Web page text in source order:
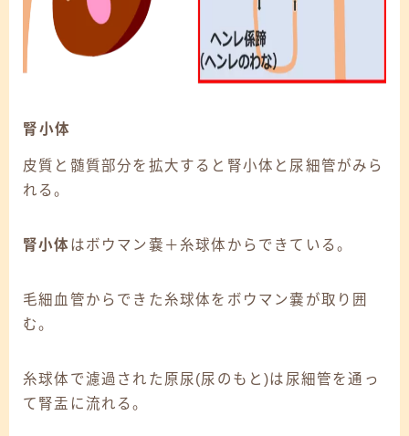
腎小体
皮質と髄質部分を拡大すると腎小体と尿細管がみら
れる。
腎小体 はボウマン嚢＋糸球体からできている。
毛細血管からできた糸球体をボウマン嚢が取り囲
む。
糸球体で濾過された原尿(尿のもと)は尿細管を通っ
て腎盂に流れる。